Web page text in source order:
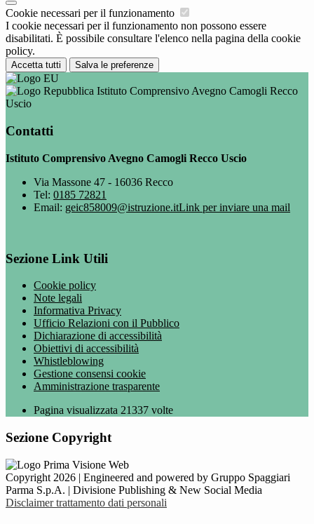
Cookie necessari per il funzionamento
I cookie necessari per il funzionamento non possono essere
disabilitati. È possibile consultare l'elenco nella pagina della cookie
policy.
Accetta tutti Salva le preferenze
Istituto Comprensivo Avegno Camogli Recco
Uscio
Contatti
Istituto Comprensivo Avegno Camogli Recco Uscio
Via Massone 47 - 16036 Recco
Tel: 0185 72821
Email: geic858009@istruzione.itLink per inviare una mail
Sezione Link Utili
Cookie policy
Note legali
Informativa Privacy
Ufficio Relazioni con il Pubblico
Dichiarazione di accessibilità
Obiettivi di accessibilità
Whistleblowing
Gestione consensi cookie
Amministrazione trasparente
Pagina visualizzata 21337 volte
Sezione Copyright
Copyright 2026 | Engineered and powered by Gruppo Spaggiari
Parma S.p.A. | Divisione Publishing & New Social Media
Disclaimer trattamento dati personali